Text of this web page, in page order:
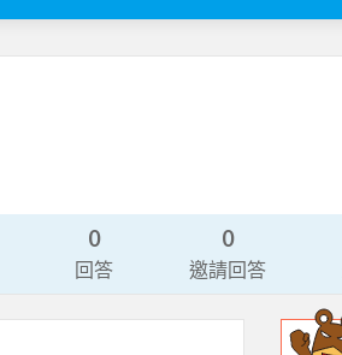
0
回答
0
邀請回答